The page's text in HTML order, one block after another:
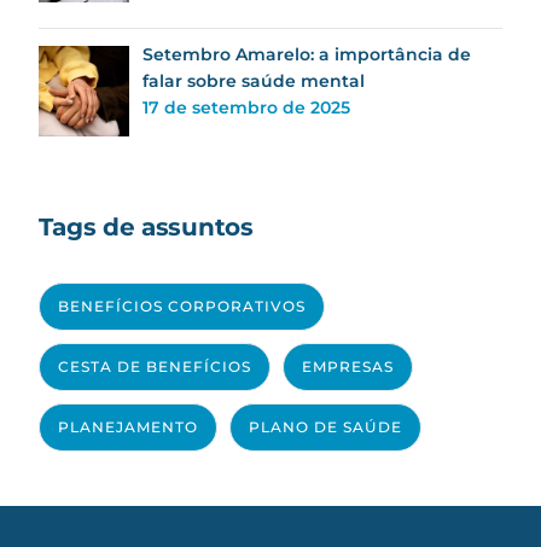
Setembro Amarelo: a importância de
falar sobre saúde mental
17 de setembro de 2025
Tags de assuntos
BENEFÍCIOS CORPORATIVOS
CESTA DE BENEFÍCIOS EMPRESAS
PLANEJAMENTO PLANO DE SAÚDE